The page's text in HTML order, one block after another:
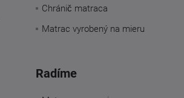
Chránič matraca
Matrac vyrobený na mieru
Radíme